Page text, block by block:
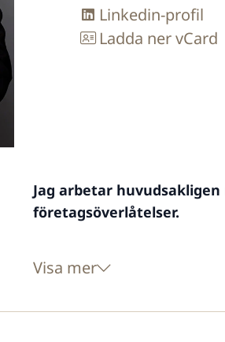
Linkedin-profil
Ladda ner vCard
Jag arbetar
företagsöverlåtelser.
Visa mer